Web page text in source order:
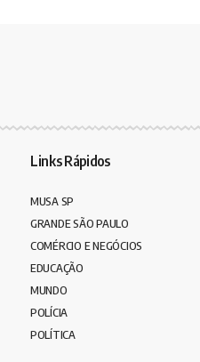
Links Rápidos
MUSA SP
GRANDE SÃO PAULO
COMÉRCIO E NEGÓCIOS
EDUCAÇÃO
MUNDO
POLÍCIA
POLÍTICA